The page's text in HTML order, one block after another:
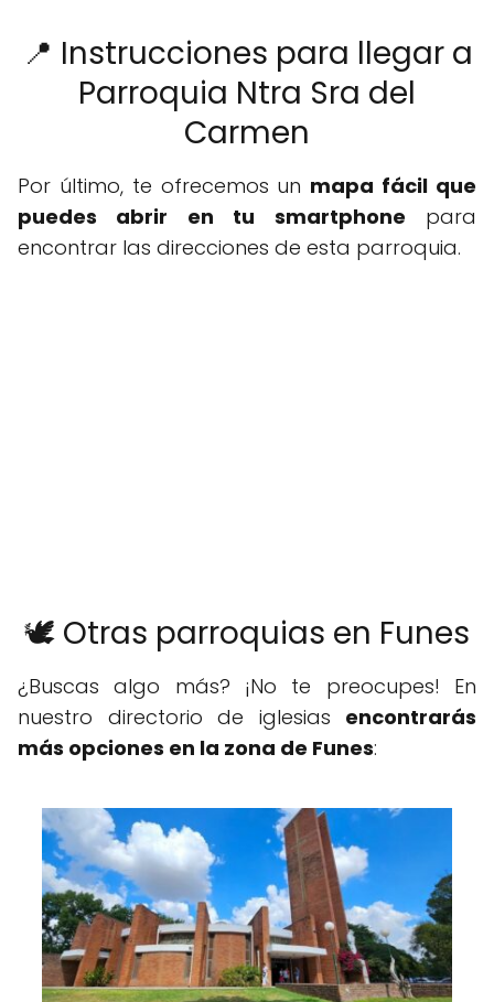
📍 Instrucciones para llegar a
Parroquia Ntra Sra del
Carmen
Por último, te ofrecemos un mapa fácil que
puedes abrir en tu smartphone para
encontrar las direcciones de esta parroquia.
🕊️ Otras parroquias en Funes
¿Buscas algo más? ¡No te preocupes! En
nuestro directorio de iglesias encontrarás
más opciones en la zona de Funes: